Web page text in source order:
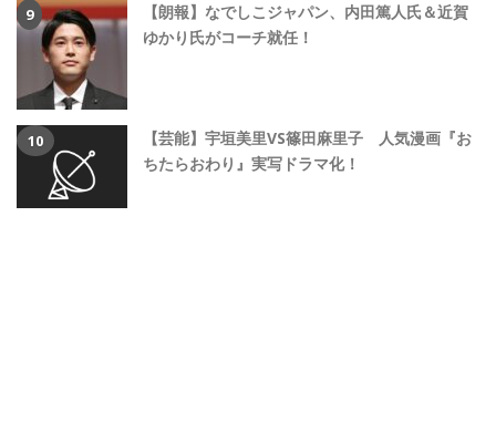
【朗報】なでしこジャパン、内田篤人氏＆近賀
ゆかり氏がコーチ就任！
【芸能】宇垣美里VS篠田麻里子 人気漫画『お
ちたらおわり』実写ドラマ化！